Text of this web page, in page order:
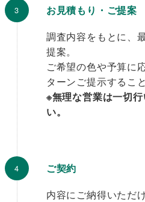
お見積もり・ご提案
調査内容をもとに、
提案。
ご希望の色や予算に
ターンご提示するこ
※無理な営業は一切
い。
ご契約
内容にご納得いただ